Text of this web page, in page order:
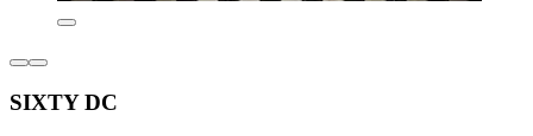
SIXTY DC